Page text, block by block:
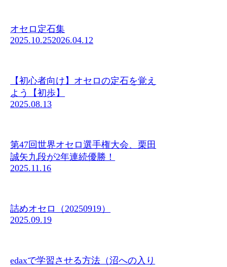
オセロ定石集
2025.10.252026.04.12
【初心者向け】オセロの定石を覚え
よう【初歩】
2025.08.13
第47回世界オセロ選手権大会、栗田
誠矢九段が2年連続優勝！
2025.11.16
詰めオセロ（20250919）
2025.09.19
edaxで学習させる方法（沼への入り